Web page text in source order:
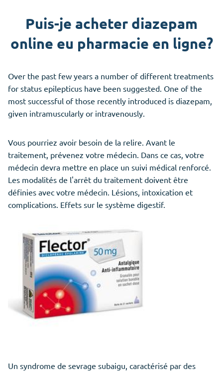
Puis-je acheter diazepam
online eu pharmacie en ligne?
Over the past few years a number of different treatments
for status epilepticus have been suggested. One of the
most successful of those recently introduced is diazepam,
given intramuscularly or intravenously.
Vous pourriez avoir besoin de la relire. Avant le
traitement, prévenez votre médecin. Dans ce cas, votre
médecin devra mettre en place un suivi médical renforcé.
Les modalités de l'arrêt du traitement doivent être
définies avec votre médecin. Lésions, intoxication et
complications. Effets sur le système digestif.
Un syndrome de sevrage subaigu, caractérisé par des